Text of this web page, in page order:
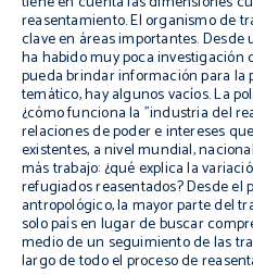
reasentamiento. El organismo de
clave en áreas importantes.
ha habido muy poca
pueda brindar información para la
temático, hay algunos vacíos. La
¿cómo funciona la "industria del
relaciones de poder e intereses
existentes, a nivel mundial,
más trabajo: ¿qué explica la
refugiados reasentados? Desde el
antropológico, la mayor parte del
solo país en lugar de buscar
medio de un seguimiento de las
largo de todo el proceso de